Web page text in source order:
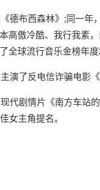
西森林》;同一年
高傲冷酷、我行我素
球流行音乐金榜年度
反电信诈骗电影
情片《南方车站的
女主角提名。